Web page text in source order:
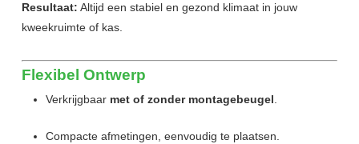
Resultaat: Altijd een stabiel en gezond klimaat in jouw
kweekruimte of kas.
Flexibel Ontwerp
Verkrijgbaar met of zonder montagebeugel.
Compacte afmetingen, eenvoudig te plaatsen.